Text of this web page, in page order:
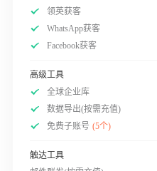
领英获客
WhatsApp获客
Facebook获客
高级工具
全球企业库
数据导出(按需充值)
免费子账号 (5个)
触达工具